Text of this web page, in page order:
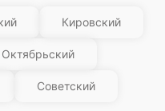
Кировский
Октябрьский
Советский